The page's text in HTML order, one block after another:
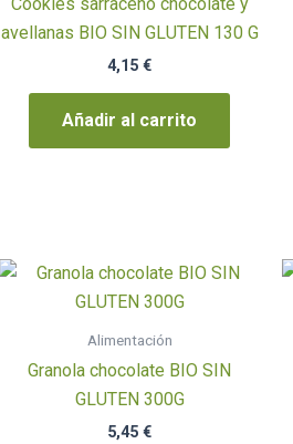
avellanas BIO SIN GLUTEN 130 G
4,15 €
Añadir al carrito
Alimentación
Granola chocolate BIO SIN
GLUTEN 300G
5,45 €